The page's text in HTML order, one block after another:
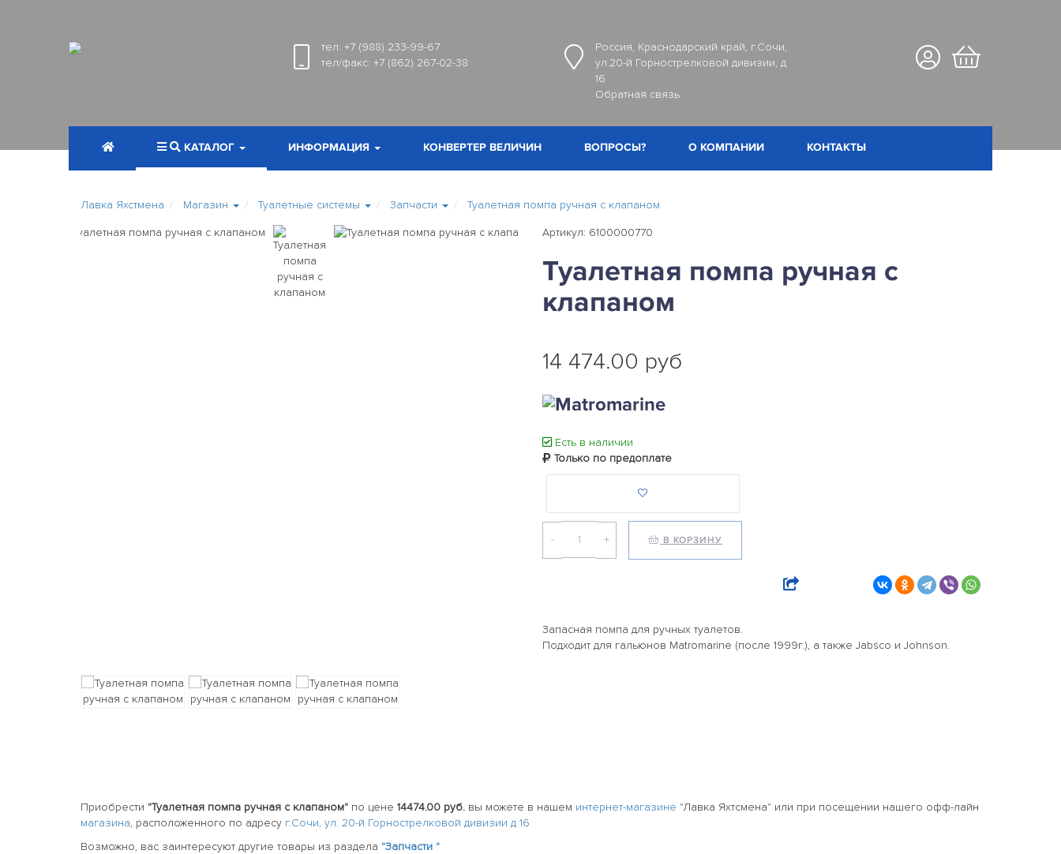
тел: +7 (988) 233-99-67
тел/факс: +7 (862) 267-02-38
Россия, Краснодарский край, г.Сочи,
ул.20-й Горнострелковой дивизии, д
16
Обратная связь
КАТАЛОГ ИНФОРМАЦИЯ КОНВЕРТЕР ВЕЛИЧИН ВОПРОСЫ? О КОМПАНИИ КОНТАКТЫ
Лавка Яхстмена Магазин Туалетные системы Запчасти Туалетная помпа ручная с клапаном
Артикул: 6100000770
Туалетная помпа ручная с
клапаном
14 474.00 руб
Есть в наличии
Только по предоплате
- + В КОРЗИНУ
Запасная помпа для ручных туалетов.
Подходит для гальюнов Matromarine (после 1999г.), а также Jabsco и Johnson.
Приобрести "Туалетная помпа ручная с клапаном" по цене 14474.00 руб. вы можете в нашем интернет-магазине "Лавка Яхтсмена" или при посещении нашего офф-лайн
магазина, расположенного по адресу г.Сочи, ул. 20-й Горнострелковой дивизии д 16
Возможно, вас заинтересуют другие товары из раздела "Запчасти "